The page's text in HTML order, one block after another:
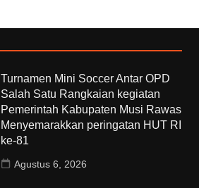
Turnamen Mini Soccer Antar OPD
Salah Satu Rangkaian kegiatan
Pemerintah Kabupaten Musi Rawas
Menyemarakkan peringatan HUT RI
ke-81
Agustus 6, 2026